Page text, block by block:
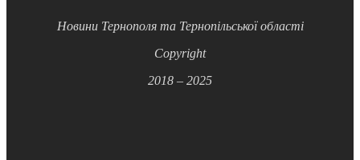
Новини Тернополя та Тернопільської області
Copyright
2018 – 2025